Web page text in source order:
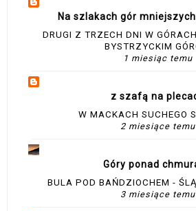
Na szlakach gór
DRUGI Z TRZECH DNI W
BYSTRZYCKIM
1 miesiąc temu
z szafą na
W MACKACH SUCHEGO
2 miesiące temu
Góry ponad
BULA POD BAŃDZIOCHEM -
3 miesiące temu